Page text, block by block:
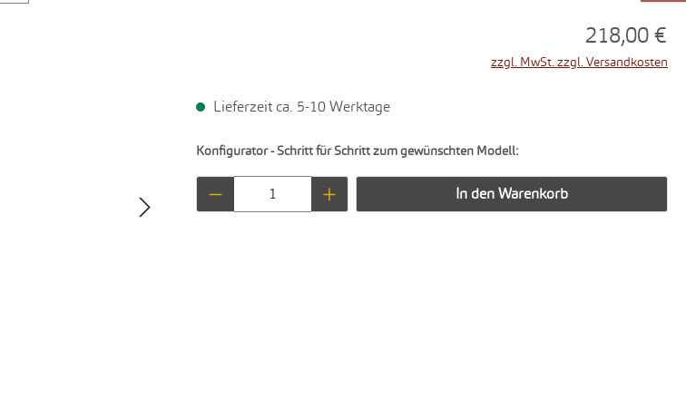
218,00 €
zzgl. MwSt. zzgl. Versandkosten
Lieferzeit ca. 5-10 Werktage
Konfigurator - Schritt für Schritt zum gewünschten Modell:
Produkt Anzahl: Gib den gewünschten Wert ein
In den Warenkorb